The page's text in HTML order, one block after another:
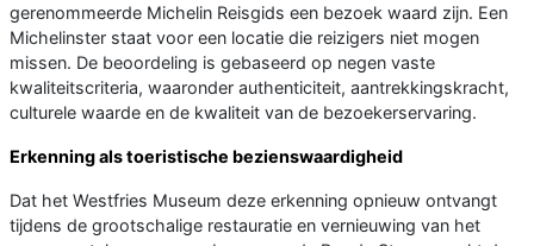
gerenommeerde Michelin Reisgids een bezoek waard zijn. Een
Michelinster staat voor een locatie die reizigers niet mogen
missen. De beoordeling is gebaseerd op negen vaste
kwaliteitscriteria, waaronder authenticiteit, aantrekkingskracht,
culturele waarde en de kwaliteit van de bezoekerservaring.
Erkenning als toeristische bezienswaardigheid
Dat het Westfries Museum deze erkenning opnieuw ontvangt
tijdens de grootschalige restauratie en vernieuwing van het